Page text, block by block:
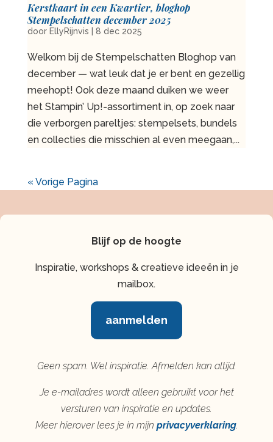
Kerstkaart in een Kwartier, bloghop
Stempelschatten december 2025
door EllyRijnvis 8 dec 2025
Welkom bij de Stempelschatten Bloghop van
december — wat leuk dat je er bent en gezellig
meehopt! Ook deze maand duiken we weer
het Stampin’ Up!-assortiment in, op zoek naar
die verborgen pareltjes: stempelsets, bundels
en collecties die misschien al even meegaan,...
« Vorige Pagina
Blijf op de hoogte
Inspiratie, workshops & creatieve ideeën in je
mailbox.
aanmelden
Geen spam. Wel inspiratie. Afmelden kan altijd.
Je e-mailadres wordt alleen gebruikt voor het
versturen van inspiratie en updates.
Meer hierover lees je in mijn privacyverklaring.